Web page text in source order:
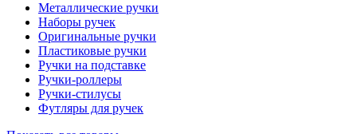
Металлические ручки
Наборы ручек
Оригинальные ручки
Пластиковые ручки
Ручки на подставке
Ручки-роллеры
Ручки-стилусы
Футляры для ручек